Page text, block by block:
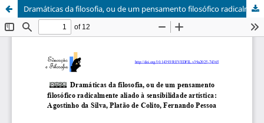
Dramáticas da filosofia, ou de um pensamento filosófico radicalmente aliado à sensibilidade artística: Agostinho da Silva, Platão de Colito, Fernando Pessoa